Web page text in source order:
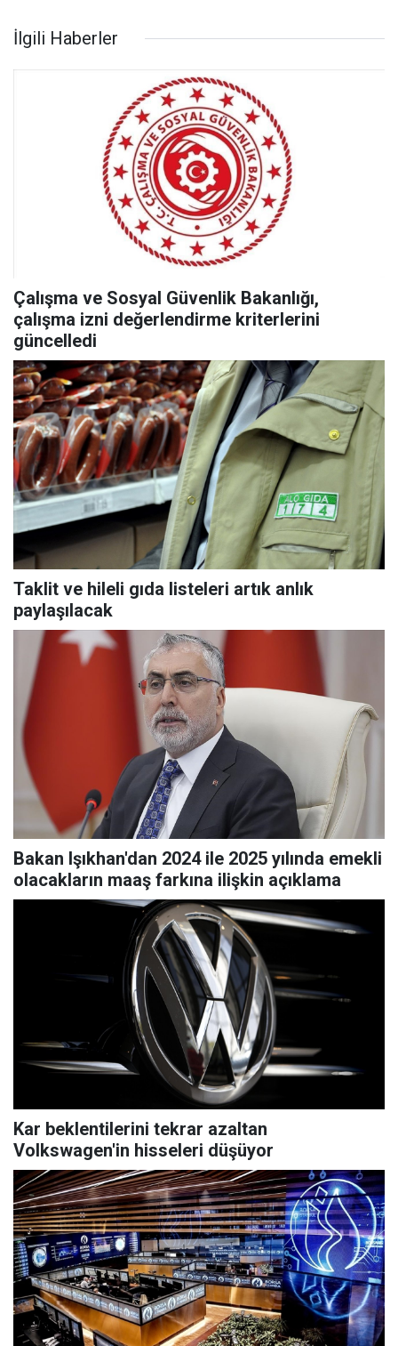
İlgili Haberler
Çalışma ve Sosyal Güvenlik Bakanlığı,
çalışma izni değerlendirme kriterlerini
güncelledi
Taklit ve hileli gıda listeleri artık anlık
paylaşılacak
Bakan Işıkhan'dan 2024 ile 2025 yılında emekli
olacakların maaş farkına ilişkin açıklama
Kar beklentilerini tekrar azaltan
Volkswagen'in hisseleri düşüyor